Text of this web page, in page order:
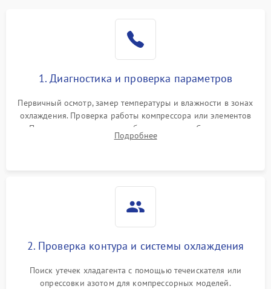
1. Диагностика и проверка параметров
Первичный осмотр, замер температуры и влажности в зонах
охлаждения. Проверка работы компрессора или элементов
Пельтье, оценка уровня вибрации и шума. Считывание
ошибок с модуля управления.
Подробнее
2. Проверка контура и системы охлаждения
Поиск утечек хладагента с помощью течеискателя или
опрессовки азотом для компрессорных моделей.